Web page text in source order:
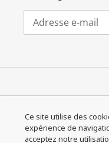
Ce site utilise des
expérience de